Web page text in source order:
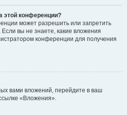
этой конференции?
может разрешить или запретить
вы не знаете, какие вложения
конференции для получения
вами вложений, перейдите в ваш
«Вложения».